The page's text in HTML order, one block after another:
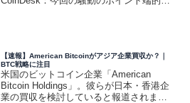
【速報】American Bitcoinがアジア企業買収か？｜
BTC戦略に注目
米国のビットコイン企業「American
Bitcoin Holdings」。彼らが日本・香港企
業の買収を検討していると報道されまし